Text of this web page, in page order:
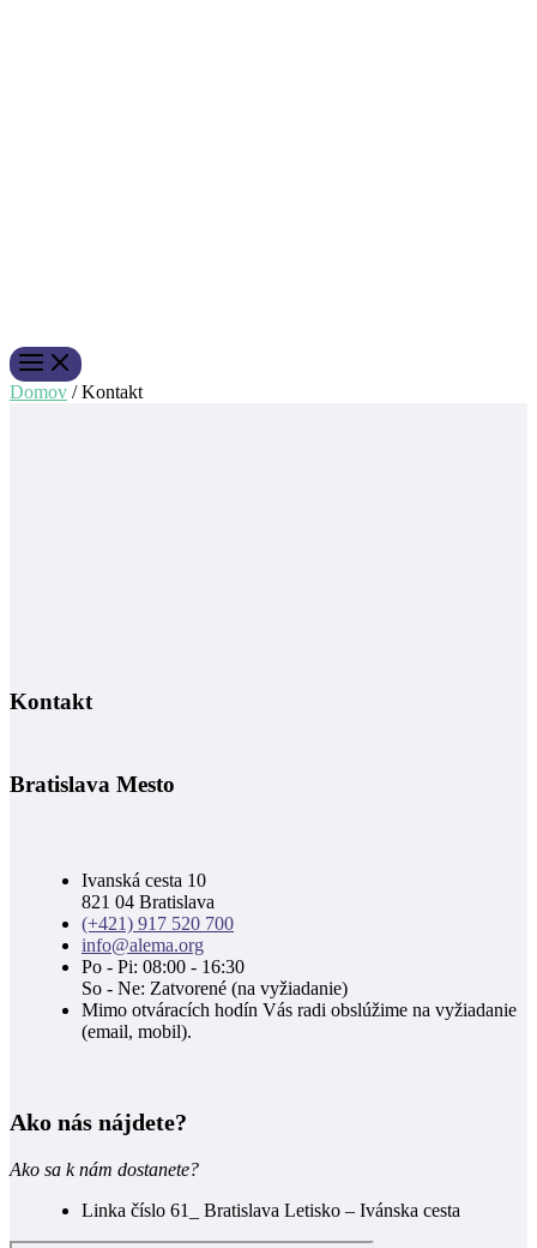
Domov /Kontakt
Kontakt
Bratislava Mesto
Ivanská cesta 10
821 04 Bratislava
(+421) 917 520 700
info@alema.org
Po - Pi: 08:00 - 16:30
So - Ne: Zatvorené (na vyžiadanie)
Mimo otváracích hodín Vás radi obslúžime na vyžiadanie
(email, mobil).
Ako nás nájdete?
Ako sa k nám dostanete?
Linka číslo 61_ Bratislava Letisko – Ivánska cesta